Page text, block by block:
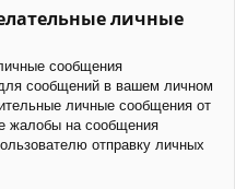
личные
сообщения
сообщений в вашем личном
личные сообщения от
жалобы на сообщения
отправку личных